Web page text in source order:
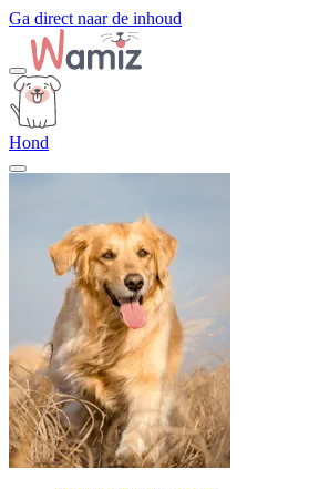
Ga direct naar de inhoud
Hond